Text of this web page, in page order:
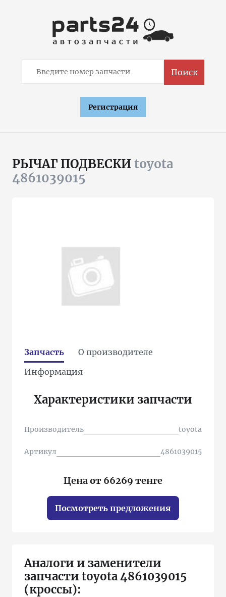
Поиск
Регистрация
РЫЧАГ ПОДВЕСКИtoyota
4861039015
Запчасть
О производителе
Информация
Характеристики запчасти
Производитель toyota
Артикул 4861039015
Цена от 66269 тенге
Посмотреть предложения
Аналоги и заменители
запчасти toyota 4861039015
(кроссы):